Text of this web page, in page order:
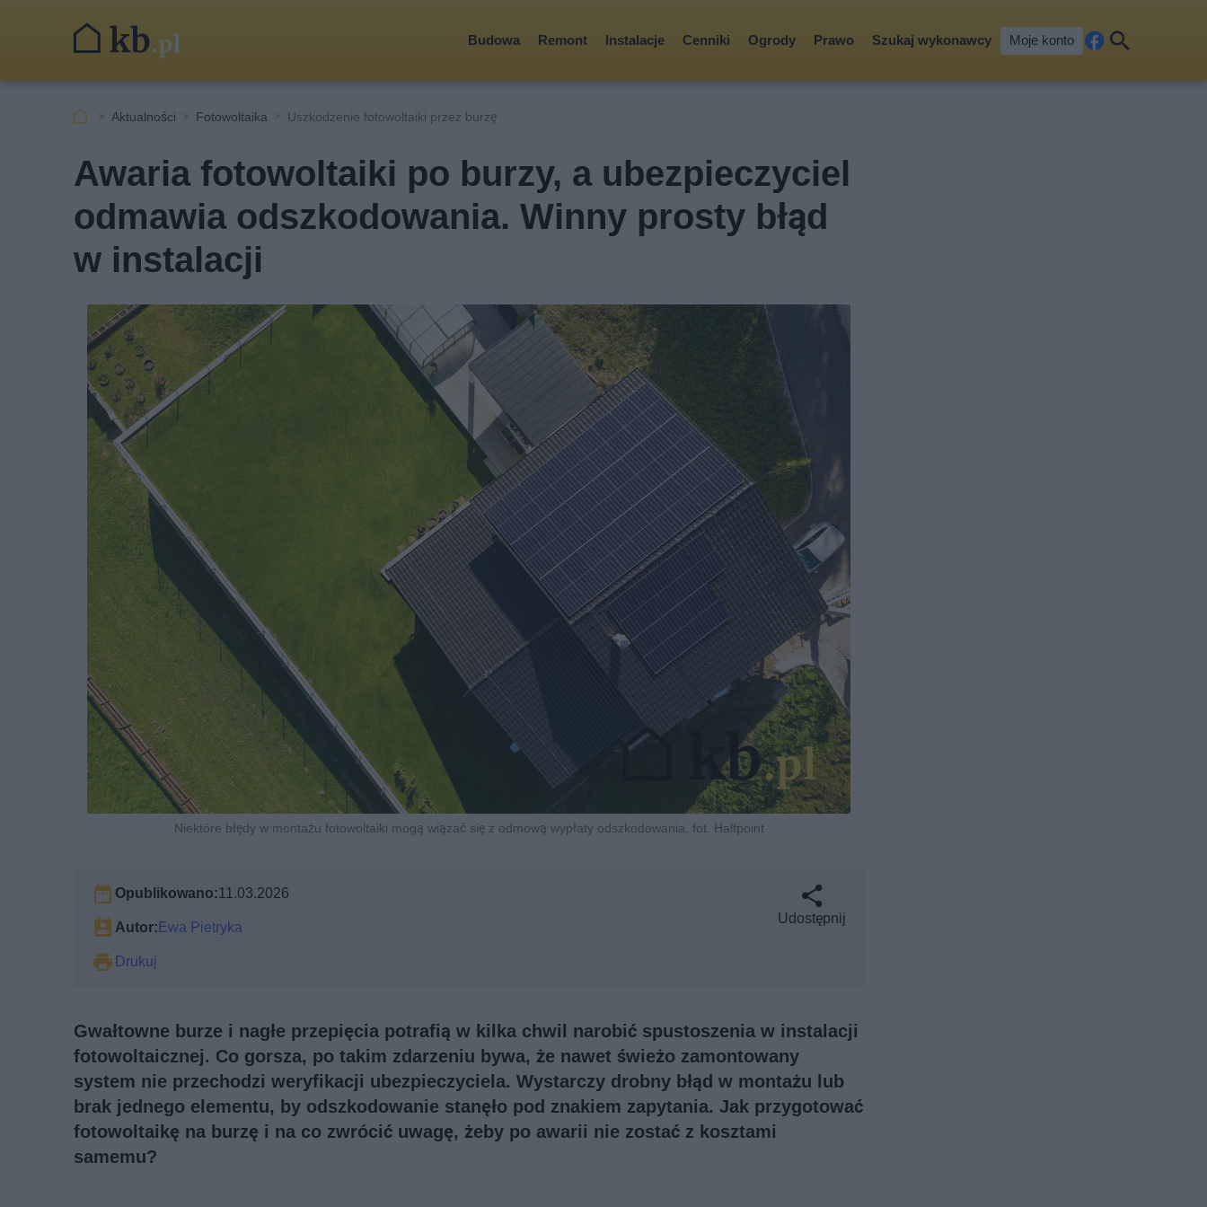
Budowa Remont Instalacje Cenniki Ogrody Prawo Szukaj wykonawcy Moje konto
cebkaj
Aktualności Fotowoltaika Uszkodzenie fotowoltaiki przez burzę
Awaria fotowoltaiki po burzy, a ubezpieczyciel
odmawia odszkodowania. Winny prosty błąd
w instalacji
Niektóre błędy w montażu fotowoltaiki mogą wiązać się z odmową wypłaty odszkodowania, fot. Halfpoint
Opublikowano:11.03.2026
Autor:Ewa Pietryka
Drukuj
Udostępnij
Gwałtowne burze i nagłe przepięcia potrafią w kilka chwil narobić spustoszenia w instalacji
fotowoltaicznej. Co gorsza, po takim zdarzeniu bywa, że nawet świeżo zamontowany
system nie przechodzi weryfikacji ubezpieczyciela. Wystarczy drobny błąd w montażu lub
brak jednego elementu, by odszkodowanie stanęło pod znakiem zapytania. Jak przygotować
fotowoltaikę na burzę i na co zwrócić uwagę, żeby po awarii nie zostać z kosztami
samemu?